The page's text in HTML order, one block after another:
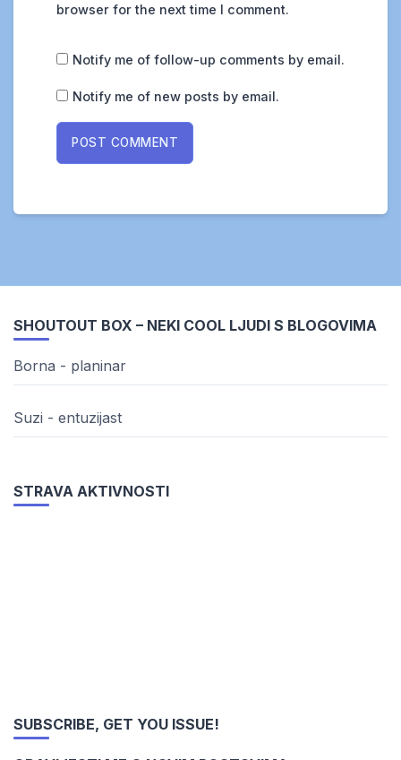
browser for the next time I comment.
Notify me of follow-up comments by email.
Notify me of new posts by email.
SHOUTOUT BOX – NEKI COOL LJUDI S BLOGOVIMA
Borna - planinar
Suzi - entuzijast
STRAVA AKTIVNOSTI
SUBSCRIBE, GET YOU ISSUE!